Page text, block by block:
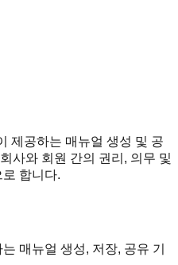
제공하는 매뉴얼 생성 및 공
사와 회원 간의 권리, 의무 및
합니다.
매뉴얼 생성, 저장, 공유 기